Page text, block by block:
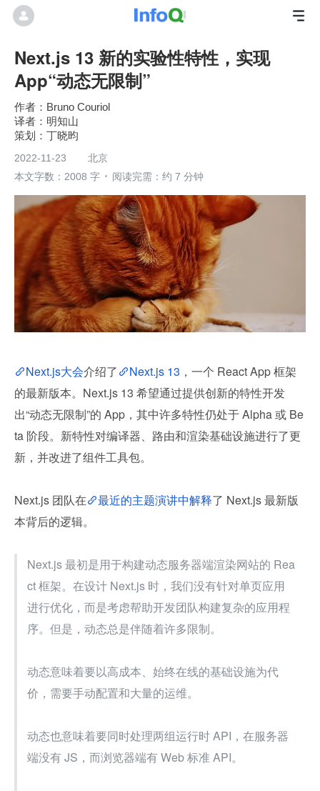
Next.js 13 新的实验性特性，实现
App“动态无限制”
Bruno Couriol
明知山
丁晓昀
2022-11-23
北京
本文字数：2008 字
阅读完需：约 7 分钟
Next.js大会介绍了 Next.js 13 ，一个 React App 框架
的最新版本。Next.js 13 希望通过提供创新的特性开发
出“动态无限制”的 App，其中许多特性仍处于 Alpha 或 Be
ta 阶段。新特性对编译器、路由和渲染基础设施进行了更
新，并改进了组件工具包。
Next.js 团队在 最近的主题演讲中解释了 Next.js 最新版
本背后的逻辑。
Next.js 最初是用于构建动态服务器端渲染网站的 Rea
ct 框架。在设计 Next.js 时，我们没有针对单页应用
进行优化，而是考虑帮助开发团队构建复杂的应用程
序。但是，动态总是伴随着许多限制。
动态意味着要以高成本、始终在线的基础设施为代
价，需要手动配置和大量的运维。
动态也意味着要同时处理两组运行时 API，在服务器
端没有 JS，而浏览器端有 Web 标准 API。